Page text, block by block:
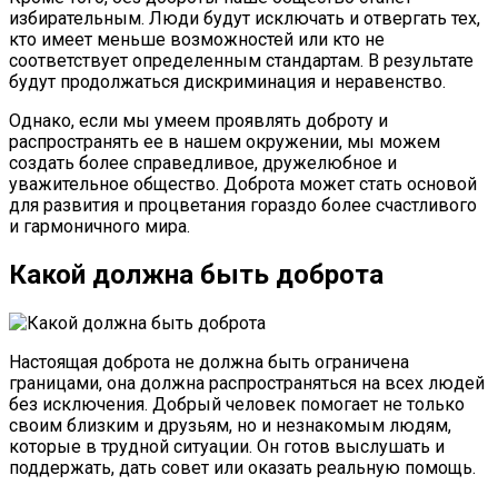
избирательным. Люди будут исключать и отвергать тех,
кто имеет меньше возможностей или кто не
соответствует определенным стандартам. В результате
будут продолжаться дискриминация и неравенство.
Однако, если мы умеем проявлять доброту и
распространять ее в нашем окружении, мы можем
создать более справедливое, дружелюбное и
уважительное общество. Доброта может стать основой
для развития и процветания гораздо более счастливого
и гармоничного мира.
Какой должна быть доброта
Настоящая доброта не должна быть ограничена
границами, она должна распространяться на всех людей
без исключения. Добрый человек помогает не только
своим близким и друзьям, но и незнакомым людям,
которые в трудной ситуации. Он готов выслушать и
поддержать, дать совет или оказать реальную помощь.